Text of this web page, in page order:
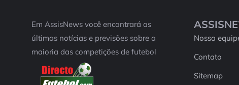
Em AssisNews você encontrará as
últimas notícias e previsões sobre a
maioria das competições de futebol
Nossa
Contato
Sitemap